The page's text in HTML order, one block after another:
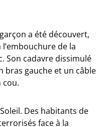
a été découvert,
de la
Son cadavre dissimulé
bras gauche et un câble
cou.
Des habitants de
face à la